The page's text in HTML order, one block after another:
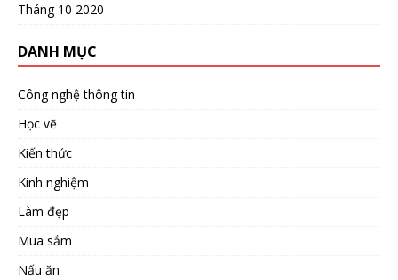
Tháng 10 2020
DANH MỤC
Công nghệ thông tin
Học vẽ
Kiến thức
Kinh nghiệm
Làm đẹp
Mua sắm
Nấu ăn